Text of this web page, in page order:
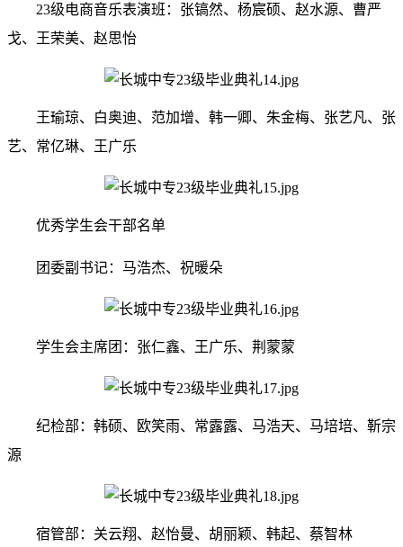
23级电商音乐表演班：张镐然、杨宸硕、赵水源、曹严
戈、王荣美、赵思怡
王瑜琼、白奥迪、范加增、韩一卿、朱金梅、张艺凡、张
艺、常亿琳、王广乐
优秀学生会干部名单
团委副书记：马浩杰、祝暖朵
学生会主席团：张仁鑫、王广乐、荆蒙蒙
纪检部：韩硕、欧笑雨、常露露、马浩天、马培培、靳宗
源
宿管部：关云翔、赵怡曼、胡丽颖、韩起、蔡智林